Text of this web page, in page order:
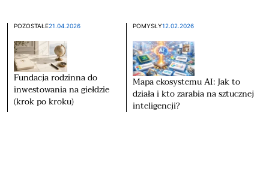
POZOSTAŁE21.04.2026
Fundacja rodzinna do
inwestowania na giełdzie
(krok po kroku)
POMYSŁY12.02.2026
Mapa ekosystemu AI: Jak to
działa i kto zarabia na sztucznej
inteligencji?